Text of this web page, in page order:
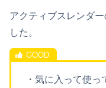
アクティブスレンダ
した。
・気に入って使っ